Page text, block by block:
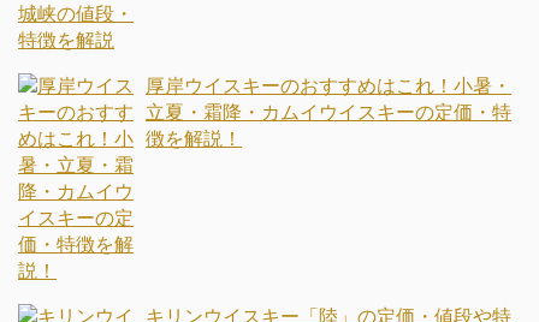
厚岸ウイスキーのおすすめはこれ！小暑・
立夏・霜降・カムイウイスキーの定価・特
徴を解説！
キリンウイスキー「陸」の定価・値段や特